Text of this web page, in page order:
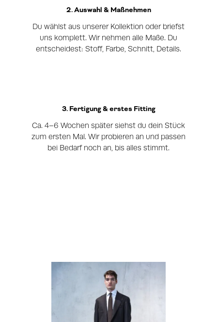
2. Auswahl & Maßnehmen
Du wählst aus unserer Kollektion oder briefst
uns komplett. Wir nehmen alle Maße. Du
entscheidest: Stoff, Farbe, Schnitt, Details.
3. Fertigung & erstes Fitting
Ca. 4–6 Wochen später siehst du dein Stück
zum ersten Mal. Wir probieren an und passen
bei Bedarf noch an, bis alles stimmt.